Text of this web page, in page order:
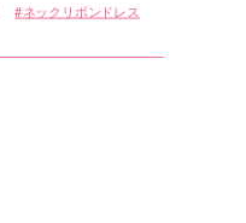
ネックリボンドレス